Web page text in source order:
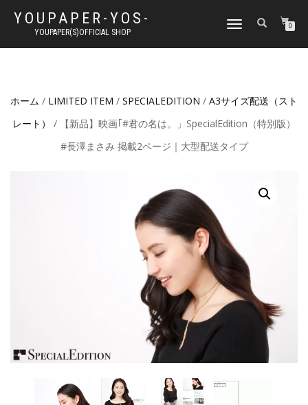
YOUPAPER-YOS-
YOUPAPER(S)OFFICIAL SHOP
ナ
ゲ
ン
り
替
0
ホーム / LIMITED ITEM / SPECIALEDITION / A3サイズ配送（スト
レート）
/ 【新品】映画｢#君の名は。」SpecialEdition（特別版）
#長澤まさみ 掲載2ページ｜大型配送タイプ